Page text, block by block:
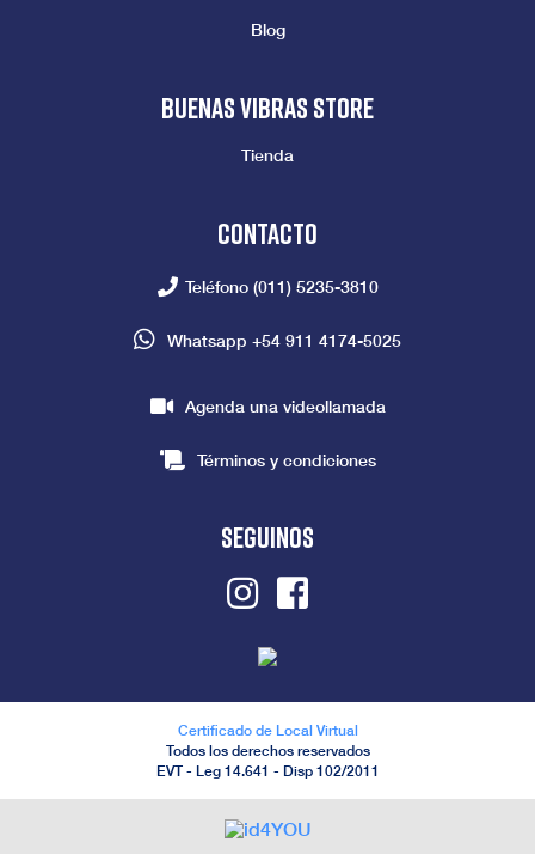
Blog
Buenas vibras store
Tienda
Contacto
Teléfono (011) 5235-3810
Whatsapp +54 911 4174-5025
Agenda una videollamada
Términos y condiciones
seguinos
InstagramFacebook
Certificado de Local Virtual
Todos los derechos reservados
EVT - Leg 14.641 - Disp 102/2011